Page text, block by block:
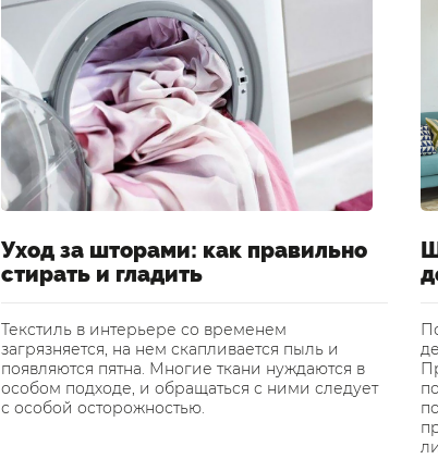
Уход за шторами: как правильно
стирать и гладить
Текстиль в интерьере со временем
загрязняется, на нем скапливается пыль и
появляются пятна. Многие ткани нуждаются в
особом подходе, и обращаться с ними следует
с особой осторожностью.